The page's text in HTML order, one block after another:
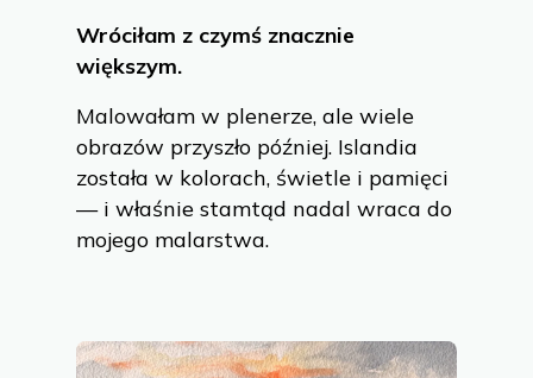
Wróciłam z czymś znacznie
większym.
Malowałam w plenerze, ale wiele
obrazów przyszło później. Islandia
została w kolorach, świetle i pamięci
— i właśnie stamtąd nadal wraca do
mojego malarstwa.